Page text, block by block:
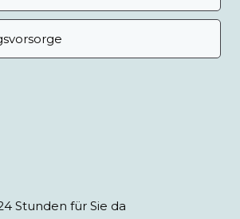
Stunden für Sie da